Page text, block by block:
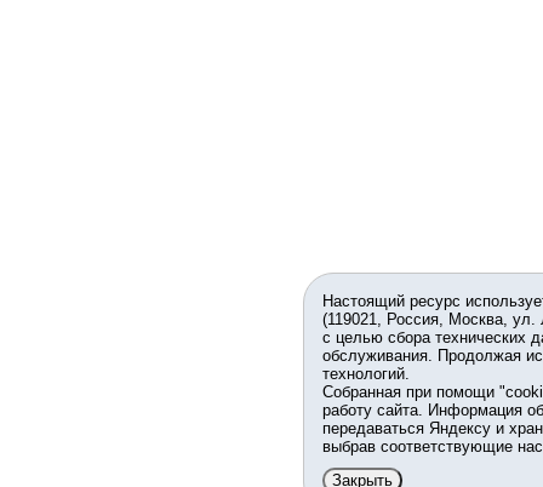
Настоящий ресурс
(119021, Россия, Москва,
с целью сбора технических
обслуживания. Продолжая
технологий.
Собранная при помощи
работу сайта. Информация
передаваться Яндексу и
выбрав соответствующие
Закрыть